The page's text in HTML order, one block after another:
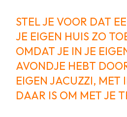
STEL JE VOOR DAT
JE EIGEN HUIS ZO
OMDAT JE IN JE
AVONDJE HEBT
EIGEN JACUZZI, MET
DAAR IS OM MET JE